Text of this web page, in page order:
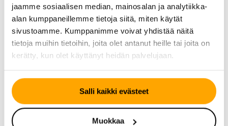
jaamme sosiaalisen median, mainosalan ja analytiikka-
alan kumppaneillemme tietoja siitä, miten käytät
sivustoamme. Kumppanimme voivat yhdistää näitä
tietoja muihin tietoihin, joita olet antanut heille tai joita on
kerätty, kun olet käyttänyt heidän palvelujaan.
Salli kaikki evästeet
Muokkaa
toiminut Joen Rengas-Expertit Oy liittyi
vuonna 2006 kotimaiseen BestDrive-ketjuun.
Vähittäis- ja tukkukauppiaana olemme
palvelleet jo vuosikymmeniä niitä, joiden
tarpeissa ovat laadukkaat auton ja
Joensuussa.